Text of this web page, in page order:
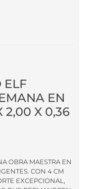
ELF
EN
2,00 X 0,36
OBRA MAESTRA EN
CON 4 CM
EXCEPCIONAL,